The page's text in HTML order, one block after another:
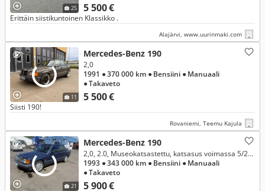
25 5 500 €
Erittäin siistikuntoinen Klassikko .
Alajärvi, www.uurinmaki.com
11
Mercedes-Benz 190
5 500 €
2,0
1991 ● 370 000 km ● Bensiini ● Manuaali
● Takaveto
Siisti 190!
Rovaniemi, Teemu Kajula
21
Mercedes-Benz 190
5 900 €
2,0, 2.0, Museokatsastettu, katsasus voimassa 5/2027
1993 ● 343 000 km ● Bensiini ● Manuaali
● Takaveto